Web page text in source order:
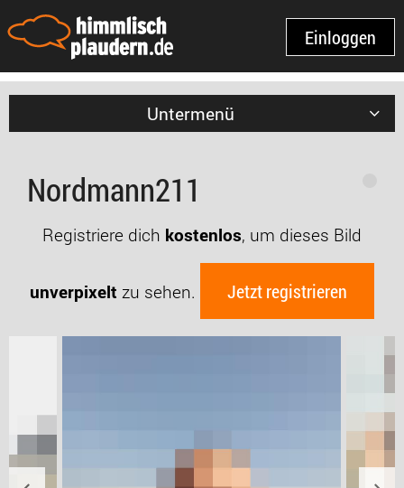
Einloggen
Untermenü
Nordmann211
Registriere dich kostenlos, um dieses Bild
unverpixelt zu sehen. Jetzt registrieren